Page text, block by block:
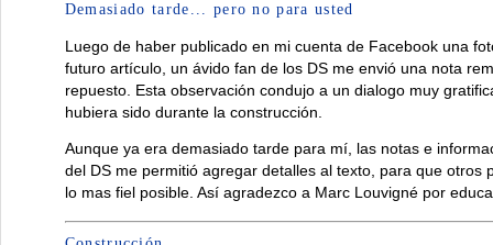
Demasiado tarde... pero no para usted
Luego de haber publicado en mi cuenta de Facebook una
futuro artículo, un ávido fan de los DS me envió una nota
repuesto. Esta observación condujo a un dialogo muy
hubiera sido durante la construcción.
Aunque ya era demasiado tarde para mí, las notas e
del DS me permitió agregar detalles al texto, para que otros
lo mas fiel posible. Así agradezco a Marc Louvigné por